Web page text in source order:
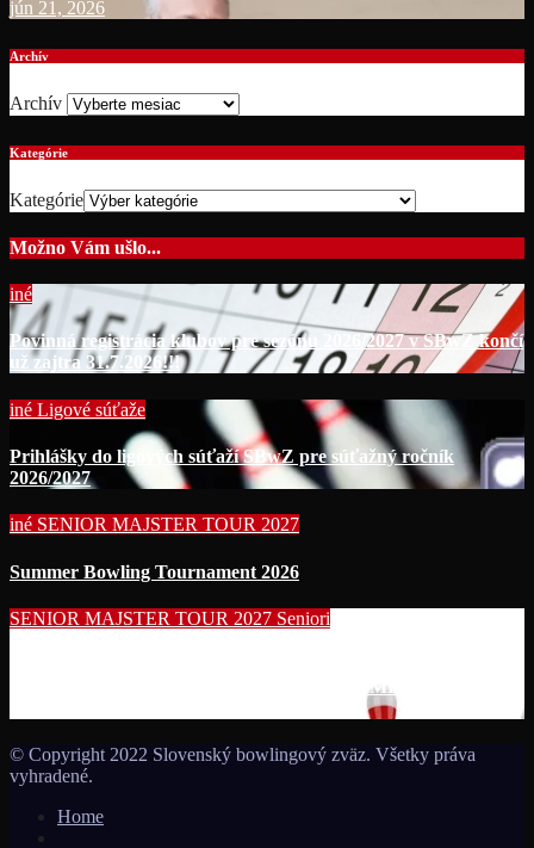
jún 21, 2026
Archív
Archív
Kategórie
Kategórie
Možno Vám ušlo...
iné
Povinná registrácia klubov pre sezónu 2026/2027 v SBwZ končí
už zajtra 31.7.2026!!!
iné Ligové súťaže
Prihlášky do ligových súťaží SBwZ pre súťažný ročník
2026/2027
iné SENIOR MAJSTER TOUR 2027
Summer Bowling Tournament 2026
SENIOR MAJSTER TOUR 2027 Seniori
MS seniorov 2027 v Thajsku turnajom SUMMER BOWLING
© Copyright 2022 Slovenský bowlingový zväz. Všetky práva
vyhradené.
Home